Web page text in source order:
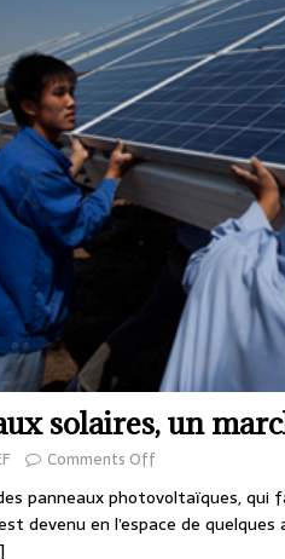
solaires, un
Comments Off
panneaux photovoltaïques, qui
devenu en l’espace de